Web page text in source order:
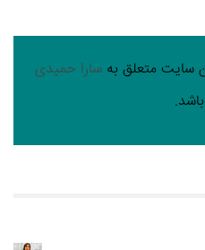
سایت متعلق به سارا حمیدی